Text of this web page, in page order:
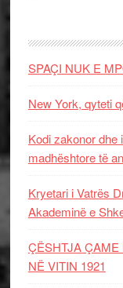
SPAÇI NUK E
New York, qyteti
Kodi zakonor dhe
madhështore të
Kryetari i Vatrës
Akademinë e
ÇËSHTJA
NË VITIN 1921